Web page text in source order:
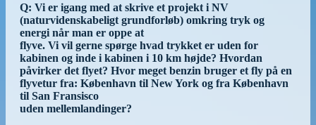
Q: Vi er igang med at skrive et projekt i NV
(naturvidenskabeligt grundforløb) omkring tryk og
energi når man er oppe at
flyve. Vi vil gerne spørge hvad trykket er uden for
kabinen og inde i kabinen i 10 km højde? Hvordan
påvirker det flyet? Hvor meget benzin bruger et fly på en
flyvetur fra: København til New York og fra København
til San Fransisco
uden mellemlandinger?